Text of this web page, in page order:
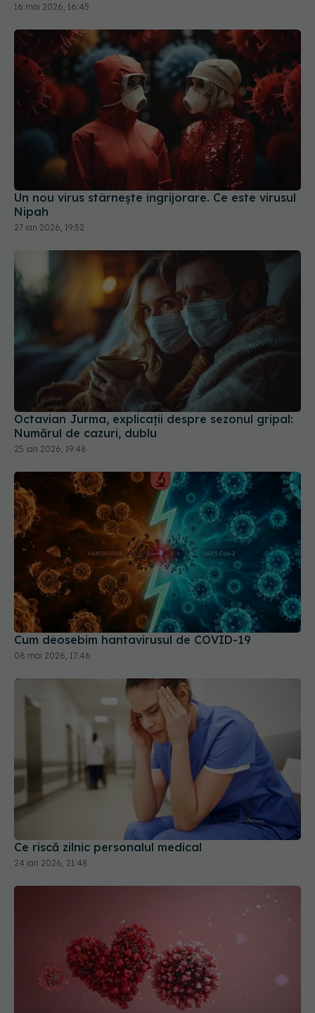
16 mai 2026, 16:45
Un nou virus stârnește îngrijorare. Ce este virusul
Nipah
27 ian 2026, 19:52
Octavian Jurma, explicații despre sezonul gripal:
Numărul de cazuri, dublu
25 ian 2026, 19:48
Cum deosebim hantavirusul de COVID-19
08 mai 2026, 17:46
Ce riscă zilnic personalul medical
24 ian 2026, 21:48